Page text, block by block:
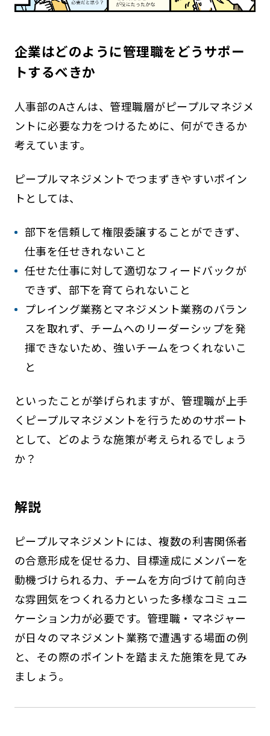
企業はどのように管理職をどうサポー
トするべきか
人事部のAさんは、管理職層がピープルマネジメ
ントに必要な力をつけるために、何ができるか
考えています。
ピープルマネジメントでつまずきやすいポイン
トとしては、
部下を信頼して権限委譲することができず、
仕事を任せきれないこと
任せた仕事に対して適切なフィードバックが
できず、部下を育てられないこと
プレイング業務とマネジメント業務のバラン
スを取れず、チームへのリーダーシップを発
揮できないため、強いチームをつくれないこ
と
といったことが挙げられますが、管理職が上手
くピープルマネジメントを行うためのサポート
として、どのような施策が考えられるでしょう
か？
解説
ピープルマネジメントには、複数の利害関係者
の合意形成を促せる力、目標達成にメンバーを
動機づけられる力、チームを方向づけて前向き
な雰囲気をつくれる力といった多様なコミュニ
ケーション力が必要です。管理職・マネジャー
が日々のマネジメント業務で遭遇する場面の例
と、その際のポイントを踏まえた施策を見てみ
ましょう。